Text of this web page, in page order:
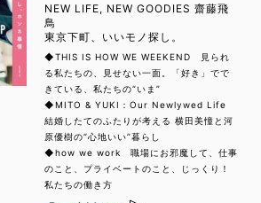
NEW LIFE, NEW GOODIES 齋藤飛
鳥
東京下町、いいモノ探し。
◆THIS IS HOW WE WEEKEND 見られ
る私たちの、見せない一面。「好き」でで
きている、私たちの“いま”
◆MITO & YUKI：Our Newlywed Life
結婚したてのふたりが考える 横田美憧と河
原優樹の“心地いい”暮らし
◆how we work 職場にお邪魔して、仕事
のこと、プライベートのこと、じっくり！
私たちの働き方